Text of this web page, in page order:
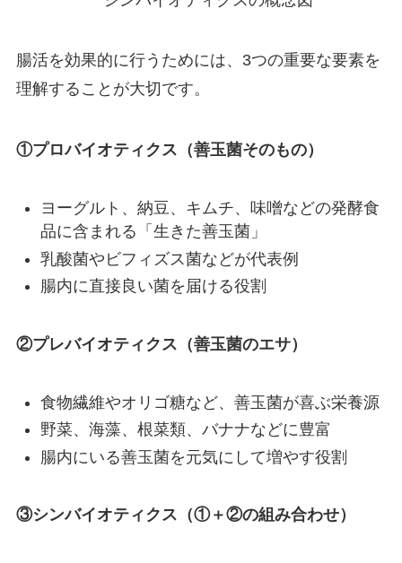
腸活を効果的に行うためには、3つの重要な要素を
理解することが大切です。
①プロバイオティクス（善玉菌そのもの）
ヨーグルト、納豆、キムチ、味噌などの発酵食
品に含まれる「生きた善玉菌」
乳酸菌やビフィズス菌などが代表例
腸内に直接良い菌を届ける役割
②プレバイオティクス（善玉菌のエサ）
食物繊維やオリゴ糖など、善玉菌が喜ぶ栄養源
野菜、海藻、根菜類、バナナなどに豊富
腸内にいる善玉菌を元気にして増やす役割
③シンバイオティクス（①＋②の組み合わせ）